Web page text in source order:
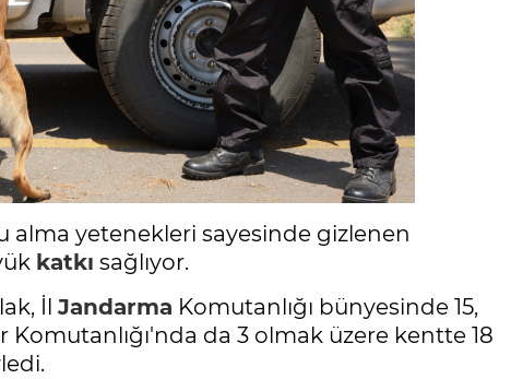
alma yetenekleri sayesinde gizlenen
katkı sağlıyor.
İl Jandarma Komutanlığı bünyesinde 15,
Komutanlığı'nda da 3 olmak üzere kentte 18